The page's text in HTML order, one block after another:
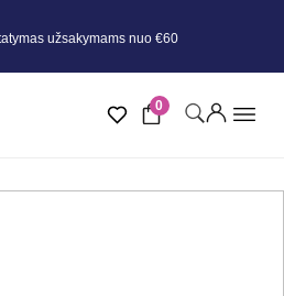
užsakymams nuo €60
0